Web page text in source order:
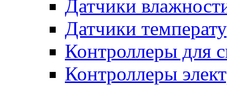
Датчики
Датчики
Контроллеры для
Контроллеры